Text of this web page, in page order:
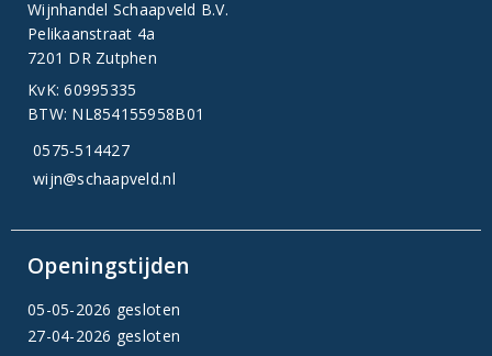
Wijnhandel Schaapveld B.V.
Pelikaanstraat 4a
7201 DR Zutphen
KvK: 60995335
BTW: NL854155958B01
0575-514427
wijn@schaapveld.nl
Openingstijden
05-05-2026 gesloten
27-04-2026 gesloten